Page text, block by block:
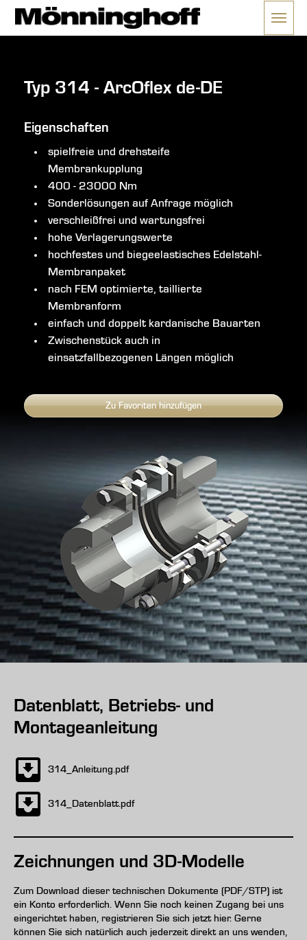
Menü
Typ 314 - ArcOflex de-DE
Eigenschaften
spielfreie und drehsteife
Membrankupplung
400 - 23000 Nm
Sonderlösungen auf Anfrage möglich
verschleißfrei und wartungsfrei
hohe Verlagerungswerte
hochfestes und biegeelastisches Edelstahl-
Membranpaket
nach FEM optimierte, taillierte
Membranform
einfach und doppelt kardanische Bauarten
Zwischenstück auch in
einsatzfallbezogenen Längen möglich
Zu Favoriten hinzufügen
Datenblatt, Betriebs- und
Montageanleitung
314_Anleitung.pdf
314_Datenblatt.pdf
Zeichnungen und 3D-Modelle
Zum Download dieser technischen Dokumente (PDF/STP) ist
ein Konto erforderlich. Wenn Sie noch keinen Zugang bei uns
eingerichtet haben, registrieren Sie sich jetzt hier. Gerne
können Sie sich natürlich auch jederzeit direkt an uns wenden,